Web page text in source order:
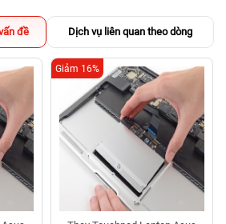
đề Dịch vụ liên quan theo dòng
Giảm 16%